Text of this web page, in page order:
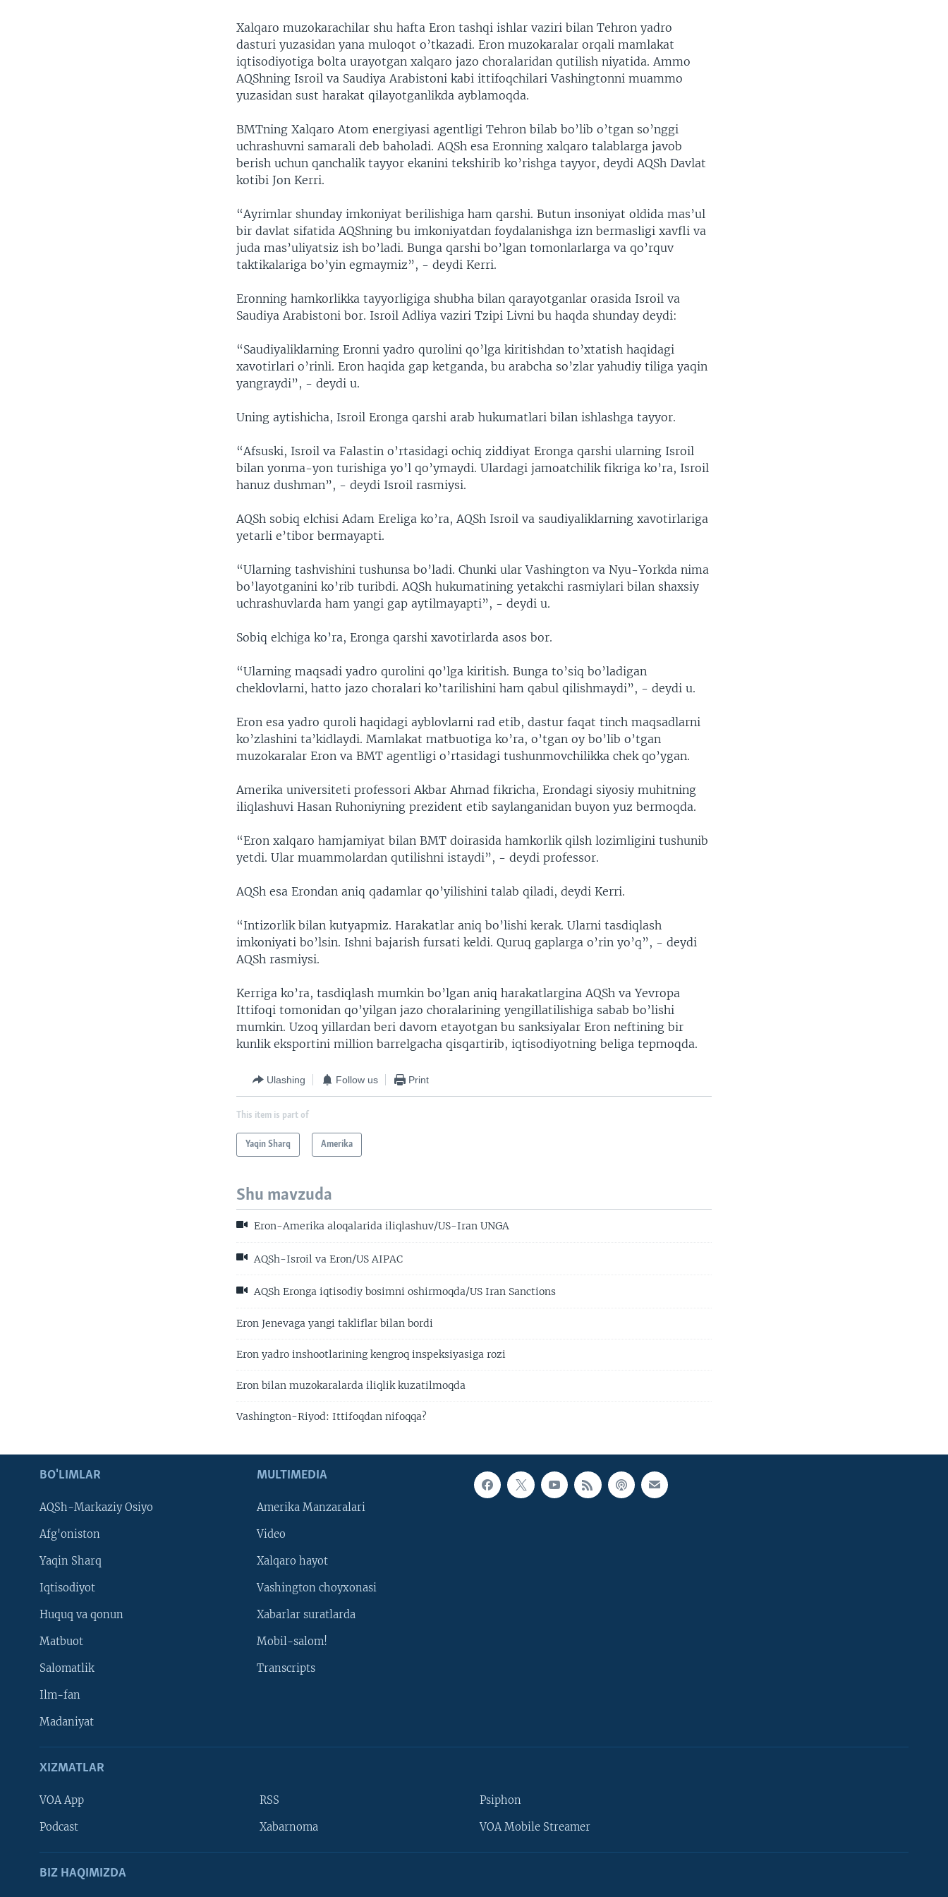
Xalqaro muzokarachilar shu hafta Eron tashqi ishlar vaziri bilan Tehron yadro
dasturi yuzasidan yana muloqot o’tkazadi. Eron muzokaralar orqali mamlakat
iqtisodiyotiga bolta urayotgan xalqaro jazo choralaridan qutilish niyatida. Ammo
AQShning Isroil va Saudiya Arabistoni kabi ittifoqchilari Vashingtonni muammo
yuzasidan sust harakat qilayotganlikda ayblamoqda.
BMTning Xalqaro Atom energiyasi agentligi Tehron bilab bo’lib o’tgan so’nggi
uchrashuvni samarali deb baholadi. AQSh esa Eronning xalqaro talablarga javob
berish uchun qanchalik tayyor ekanini tekshirib ko’rishga tayyor, deydi AQSh Davlat
kotibi Jon Kerri.
“Ayrimlar shunday imkoniyat berilishiga ham qarshi. Butun insoniyat oldida mas’ul
bir davlat sifatida AQShning bu imkoniyatdan foydalanishga izn bermasligi xavfli va
juda mas’uliyatsiz ish bo’ladi. Bunga qarshi bo’lgan tomonlarlarga va qo’rquv
taktikalariga bo’yin egmaymiz”, - deydi Kerri.
Eronning hamkorlikka tayyorligiga shubha bilan qarayotganlar orasida Isroil va
Saudiya Arabistoni bor. Isroil Adliya vaziri Tzipi Livni bu haqda shunday deydi:
“Saudiyaliklarning Eronni yadro qurolini qo’lga kiritishdan to’xtatish haqidagi
xavotirlari o’rinli. Eron haqida gap ketganda, bu arabcha so’zlar yahudiy tiliga yaqin
yangraydi”, - deydi u.
Uning aytishicha, Isroil Eronga qarshi arab hukumatlari bilan ishlashga tayyor.
“Afsuski, Isroil va Falastin o’rtasidagi ochiq ziddiyat Eronga qarshi ularning Isroil
bilan yonma-yon turishiga yo’l qo’ymaydi. Ulardagi jamoatchilik fikriga ko’ra, Isroil
hanuz dushman”, - deydi Isroil rasmiysi.
AQSh sobiq elchisi Adam Ereliga ko’ra, AQSh Isroil va saudiyaliklarning xavotirlariga
yetarli e’tibor bermayapti.
“Ularning tashvishini tushunsa bo’ladi. Chunki ular Vashington va Nyu-Yorkda nima
bo’layotganini ko’rib turibdi. AQSh hukumatining yetakchi rasmiylari bilan shaxsiy
uchrashuvlarda ham yangi gap aytilmayapti”, - deydi u.
Sobiq elchiga ko’ra, Eronga qarshi xavotirlarda asos bor.
“Ularning maqsadi yadro qurolini qo’lga kiritish. Bunga to’siq bo’ladigan
cheklovlarni, hatto jazo choralari ko’tarilishini ham qabul qilishmaydi”, - deydi u.
Eron esa yadro quroli haqidagi ayblovlarni rad etib, dastur faqat tinch maqsadlarni
ko’zlashini ta’kidlaydi. Mamlakat matbuotiga ko’ra, o’tgan oy bo’lib o’tgan
muzokaralar Eron va BMT agentligi o’rtasidagi tushunmovchilikka chek qo’ygan.
Amerika universiteti professori Akbar Ahmad fikricha, Erondagi siyosiy muhitning
iliqlashuvi Hasan Ruhoniyning prezident etib saylanganidan buyon yuz bermoqda.
“Eron xalqaro hamjamiyat bilan BMT doirasida hamkorlik qilsh lozimligini tushunib
yetdi. Ular muammolardan qutilishni istaydi”, - deydi professor.
AQSh esa Erondan aniq qadamlar qo’yilishini talab qiladi, deydi Kerri.
“Intizorlik bilan kutyapmiz. Harakatlar aniq bo’lishi kerak. Ularni tasdiqlash
imkoniyati bo’lsin. Ishni bajarish fursati keldi. Quruq gaplarga o’rin yo’q”, - deydi
AQSh rasmiysi.
Kerriga ko’ra, tasdiqlash mumkin bo’lgan aniq harakatlargina AQSh va Yevropa
Ittifoqi tomonidan qo’yilgan jazo choralarining yengillatilishiga sabab bo’lishi
mumkin. Uzoq yillardan beri davom etayotgan bu sanksiyalar Eron neftining bir
kunlik eksportini million barrelgacha qisqartirib, iqtisodiyotning beliga tepmoqda.
Ulashing Follow us Print
This item is part of
Yaqin Sharq Amerika
Shu mavzuda
Eron-Amerika aloqalarida iliqlashuv/US-Iran UNGA
AQSh-Isroil va Eron/US AIPAC
AQSh Eronga iqtisodiy bosimni oshirmoqda/US Iran Sanctions
Eron Jenevaga yangi takliflar bilan bordi
Eron yadro inshootlarining kengroq inspeksiyasiga rozi
Eron bilan muzokaralarda iliqlik kuzatilmoqda
Vashington-Riyod: Ittifoqdan nifoqqa?
BO'LIMLAR
AQSh-Markaziy Osiyo
Afg'oniston
Yaqin Sharq
Iqtisodiyot
Huquq va qonun
Matbuot
Salomatlik
Ilm-fan
Madaniyat
MULTIMEDIA
Amerika Manzaralari
Video
Xalqaro hayot
Vashington choyxonasi
Xabarlar suratlarda
Mobil-salom!
Transcripts
XIZMATLAR
VOA App
Podcast
RSS
Xabarnoma
Psiphon
VOA Mobile Streamer
BIZ HAQIMIZDA